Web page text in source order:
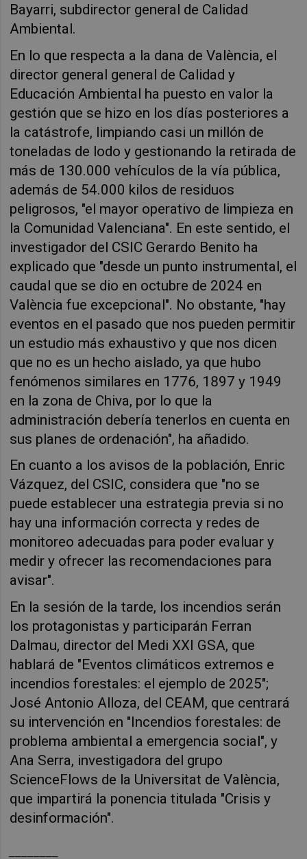
Bayarri, subdirector general de Calidad
Ambiental.
En lo que respecta a la dana de València, el
director general general de Calidad y
Educación Ambiental ha puesto en valor la
gestión que se hizo en los días posteriores a
la catástrofe, limpiando casi un millón de
toneladas de lodo y gestionando la retirada de
más de 130.000 vehículos de la vía pública,
además de 54.000 kilos de residuos
peligrosos, "el mayor operativo de limpieza en
la Comunidad Valenciana". En este sentido, el
investigador del CSIC Gerardo Benito ha
explicado que "desde un punto instrumental, el
caudal que se dio en octubre de 2024 en
València fue excepcional". No obstante, "hay
eventos en el pasado que nos pueden permitir
un estudio más exhaustivo y que nos dicen
que no es un hecho aislado, ya que hubo
fenómenos similares en 1776, 1897 y 1949
en la zona de Chiva, por lo que la
administración debería tenerlos en cuenta en
sus planes de ordenación", ha añadido.
En cuanto a los avisos de la población, Enric
Vázquez, del CSIC, considera que "no se
puede establecer una estrategia previa si no
hay una información correcta y redes de
monitoreo adecuadas para poder evaluar y
medir y ofrecer las recomendaciones para
avisar".
En la sesión de la tarde, los incendios serán
los protagonistas y participarán Ferran
Dalmau, director del Medi XXI GSA, que
hablará de "Eventos climáticos extremos e
incendios forestales: el ejemplo de 2025";
José Antonio Alloza, del CEAM, que centrará
su intervención en "Incendios forestales: de
problema ambiental a emergencia social", y
Ana Serra, investigadora del grupo
ScienceFlows de la Universitat de València,
que impartirá la ponencia titulada "Crisis y
desinformación".